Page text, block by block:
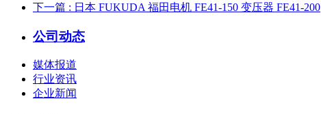
下一篇 : 日本 FUKUDA 福田电机 FE41-150 变压器 FE41-200
公司动态
媒体报道
行业资讯
企业新闻